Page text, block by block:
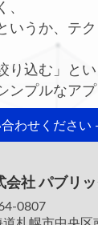
、
いうか、テ
り込む」と
プルなア
わせください -
会社パブリ
0807